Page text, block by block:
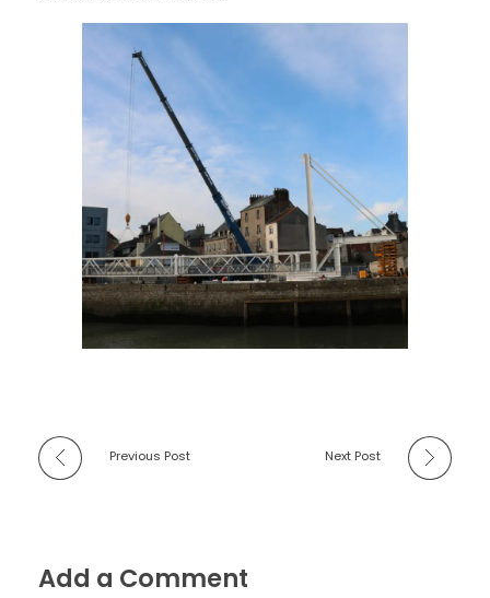
Previous Post Next Post
Add a Comment